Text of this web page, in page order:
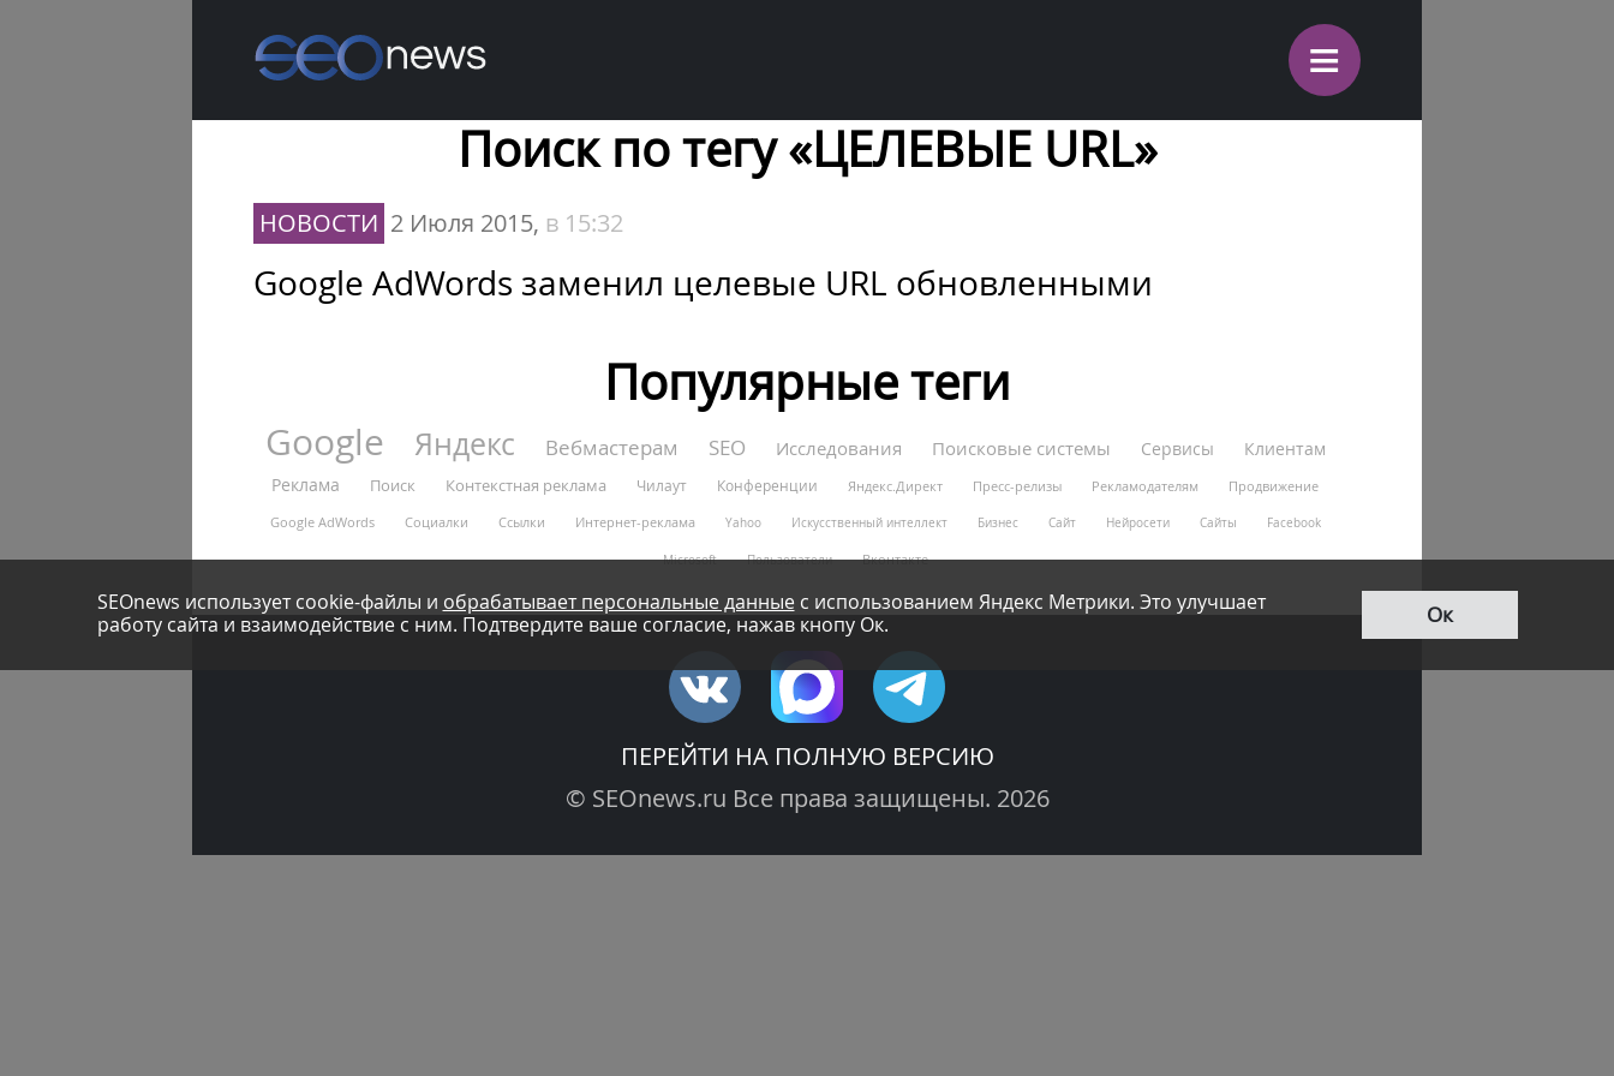
≡
Поиск по тегу «ЦЕЛЕВЫЕ URL»
НОВОСТИ 2 Июля 2015, в 15:32
Google AdWords заменил целевые URL обновленными
Популярные теги
Google Яндекс Вебмастерам SEO Исследования Поисковые системы Сервисы
Клиентам
Реклама
Поиск Контекстная реклама Чилаут Конференции Яндекс.Директ Пресс-релизы Рекламодателям
Продвижение
Google AdWords
Социалки Ссылки Интернет-реклама Yahoo Искусственный интеллект Бизнес Сайт Нейросети Сайты Facebook
Microsoft Пользователи Вконтакте
SEOnews использует cookie-файлы и обрабатывает персональные данныес использованием Яндекс Метрики. Это улучшает
работу сайта и взаимодействие с ним. Подтвердите ваше согласие, нажав кнопу Ок.
Ок
ПЕРЕЙТИ НА ПОЛНУЮ ВЕРСИЮ
© SEOnews.ru Все права защищены. 2026